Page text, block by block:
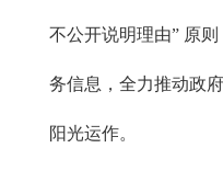
不公开说明理由” 原
务信息，全力推动政
阳光运作。